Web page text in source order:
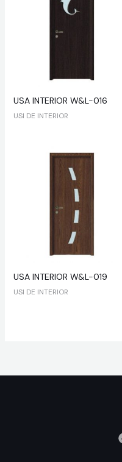
USA INTERIOR W&L-016
USI DE INTERIOR
USA INTERIOR W&L-019
USI DE INTERIOR